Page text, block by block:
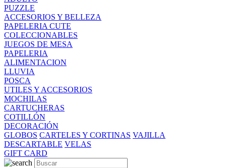
PUZZLE
ACCESORIOS Y BELLEZA
PAPELERIA CUTE
COLECCIONABLES
JUEGOS DE MESA
PAPELERIA
ALIMENTACION
LLUVIA
POSCA
UTILES Y ACCESORIOS
MOCHILAS
CARTUCHERAS
COTILLÓN
DECORACIÓN
GLOBOS CARTELES Y CORTINAS VAJILLA
DESCARTABLE VELAS
GIFT CARD